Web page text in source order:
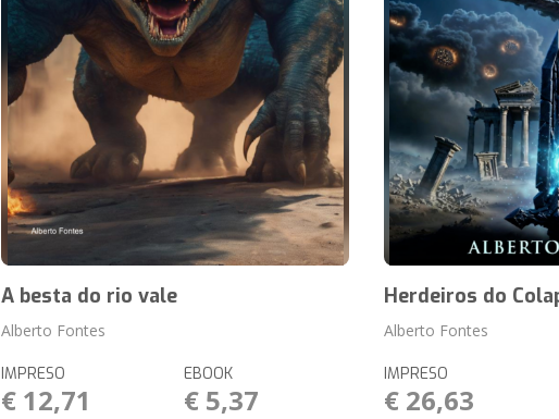
A besta do rio vale
Alberto Fontes
IMPRESO
€ 12,71
EBOOK
€ 5,37
Herdeiros do
Alberto Fontes
IMPRESO
€ 26,63